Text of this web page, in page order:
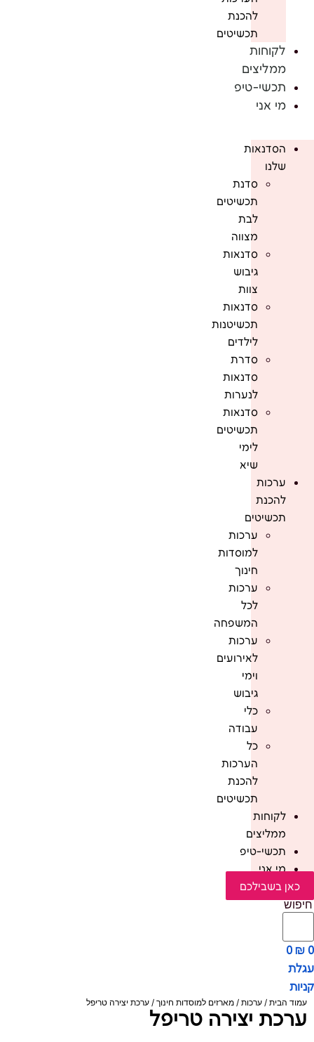
להכנת
תכשיטים
לקוחות
ממליצים
תכשי-טיפ
מי אני
הסדנאות
שלנו
סדנת
תכשיטים
לבת
מצווה
סדנאות
גיבוש
צוות
סדנאות
תכשיטנות
לילדים
סדרת
סדנאות
לנערות
סדנאות
תכשיטים
לימי
שיא
ערכות
להכנת
תכשיטים
ערכות
למוסדות
חינוך
ערכות
לכל
המשפחה
ערכות
לאירועים
וימי
גיבוש
כלי
עבודה
כל
הערכות
להכנת
תכשיטים
לקוחות
ממליצים
תכשי-טיפ
מי אני
כאן בשבילכם
חיפוש
₪ 0
0
עגלת
קניות
עמוד הבית / ערכות / מארזים למוסדות חינוך / ערכת יצירה טריפל
ערכת יצירה טריפל